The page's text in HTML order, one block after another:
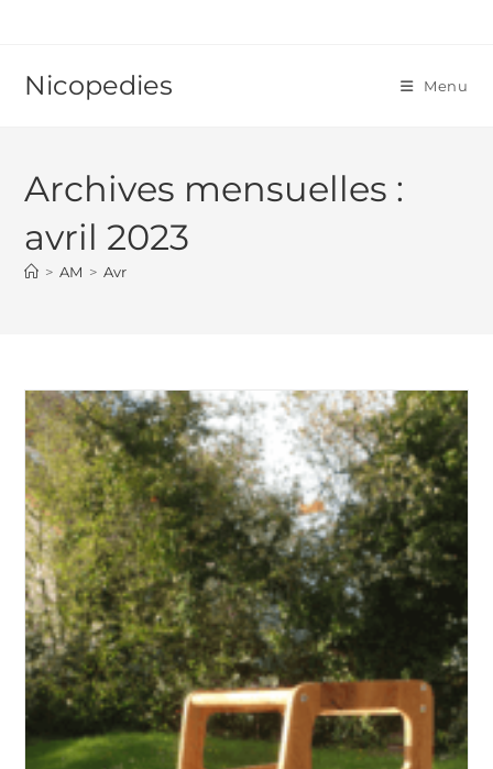
Nicopedies Menu
Archives mensuelles :
avril 2023
> AM > Avr